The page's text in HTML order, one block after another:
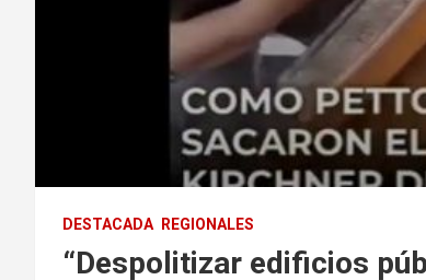
DESTACADA REGIONALES
“Despolitizar edificios